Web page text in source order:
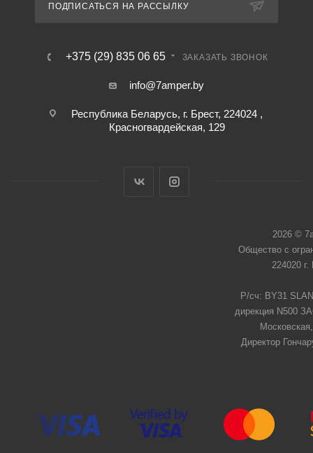
ПОДПИСАТЬСЯ НА РАССЫЛКУ
+375 (29) 835 06 65 ЗАКАЗАТЬ ЗВОНОК
info@7amper.by
Республика Беларусь, г. Брест, 224024 ,
Красногвардейская, 129
2026 ©
Общество с
224020
Р/сч: BY31
дирекция N500
Директор